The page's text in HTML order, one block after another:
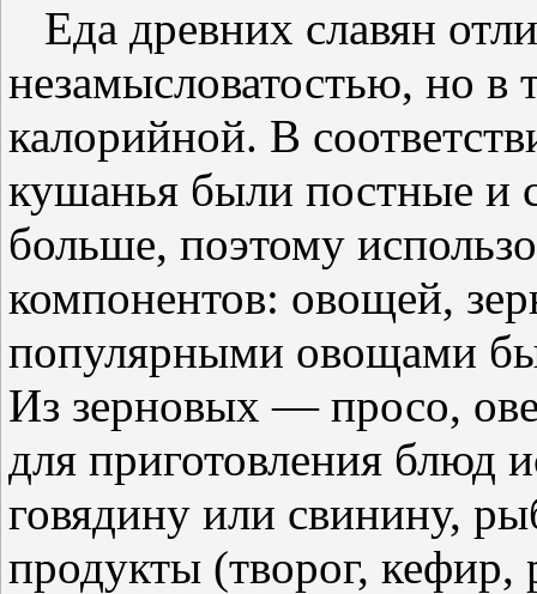
Еда древних славян
незамысловатостью, но
калорийной. В
кушанья были постные и
больше, поэтому
компонентов: овощей,
популярными овощами
Из зерновых — просо,
для приготовления блюд
говядину или свинину,
продукты (творог,